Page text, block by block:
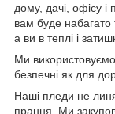
дому, дачі, офісу
вам буде набагато
а ви в теплі і
Ми використовуємо
безпечні як для
Наші пледи не
прання. Ми